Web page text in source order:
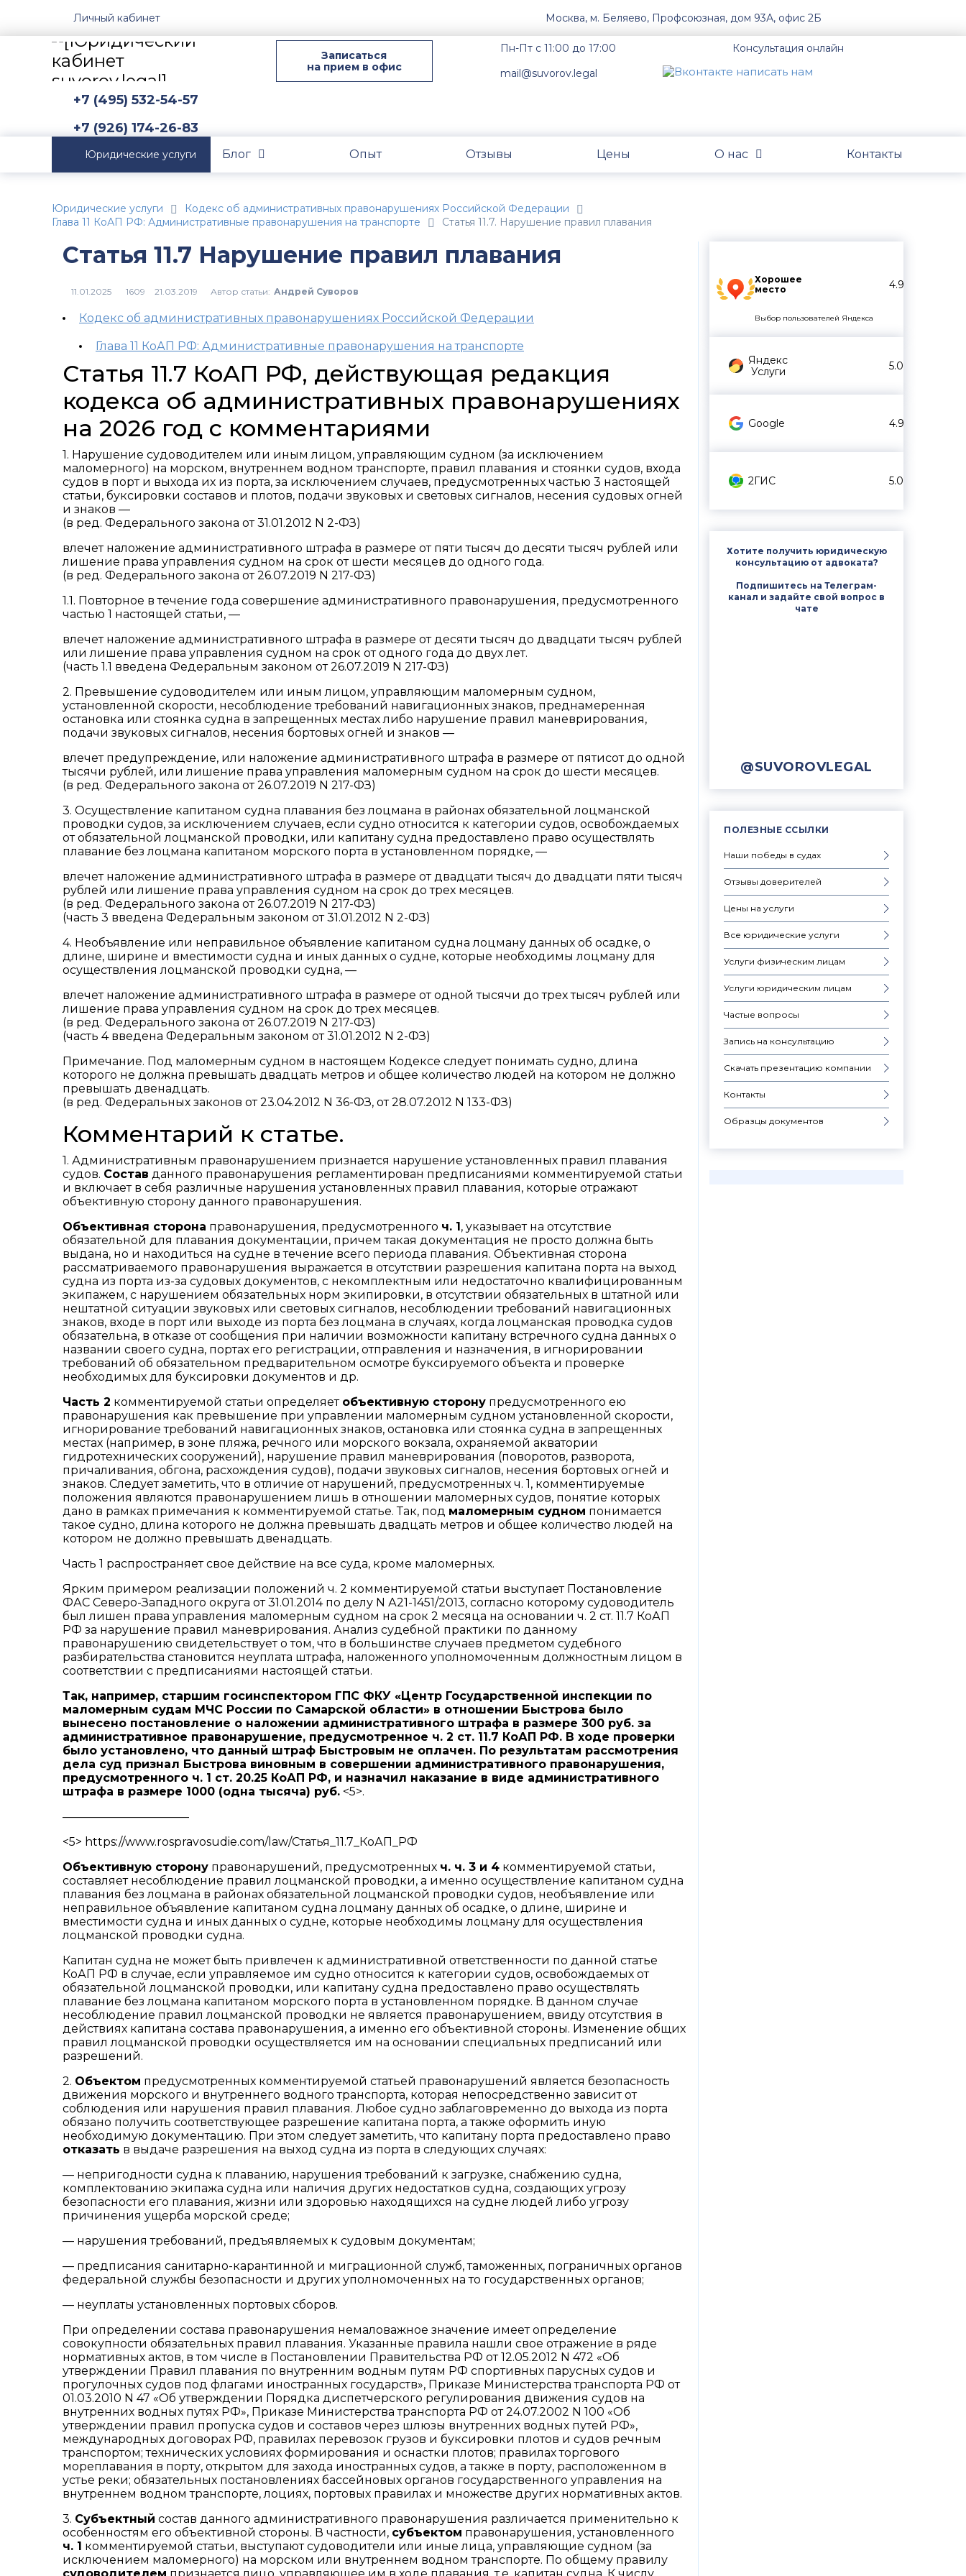
Личный кабинет Москва, м. Беляево, Профсоюзная, дом 93А, офис 2Б
Записаться
на прием в офис
Пн-Пт с 11:00 до 17:00
mail@suvorov.legal
Консультация онлайн
+7 (495) 532-54-57
+7 (926) 174-26-83
Юридические услуги Блог Опыт Отзывы Цены О нас Контакты
Юридические услуги
Кодекс об административных правонарушениях Российской Федерации
Глава 11 КоАП РФ: Административные правонарушения на транспорте
Статья 11.7. Нарушение правил плавания
Хорошее
место
4.9
Выбор пользователей Яндекса
Яндекс
Услуги
5.0
Google 4.9
2ГИС 5.0
Хотите получить юридическую
консультацию от адвоката?
Подпишитесь на Телеграм-
канал и задайте свой вопрос в
чате
@SUVOROVLEGAL
ПОЛЕЗНЫЕ ССЫЛКИ
Наши победы в судах
Отзывы доверителей
Цены на услуги
Все юридические услуги
Услуги физическим лицам
Услуги юридическим лицам
Частые вопросы
Запись на консультацию
Скачать презентацию компании
Контакты
Образцы документов
Статья 11.7 Нарушение правил плавания
1609 Автор статьи: Андрей Суворов
Кодекс об административных правонарушениях Российской Федерации
Глава 11 КоАП РФ: Административные правонарушения на транспорте
Статья 11.7 КоАП РФ, действующая редакция
кодекса об административных правонарушениях
на 2026 год с комментариями
1. Нарушение судоводителем или иным лицом, управляющим судном (за исключением
маломерного) на морском, внутреннем водном транспорте, правил плавания и стоянки судов, входа
судов в порт и выхода их из порта, за исключением случаев, предусмотренных частью 3 настоящей
статьи, буксировки составов и плотов, подачи звуковых и световых сигналов, несения судовых огней
и знаков —
(в ред. Федерального закона от 31.01.2012 N 2-ФЗ)
влечет наложение административного штрафа в размере от пяти тысяч до десяти тысяч рублей или
лишение права управления судном на срок от шести месяцев до одного года.
(в ред. Федерального закона от 26.07.2019 N 217-ФЗ)
1.1. Повторное в течение года совершение административного правонарушения, предусмотренного
частью 1 настоящей статьи, —
влечет наложение административного штрафа в размере от десяти тысяч до двадцати тысяч рублей
или лишение права управления судном на срок от одного года до двух лет.
(часть 1.1 введена Федеральным законом от 26.07.2019 N 217-ФЗ)
2. Превышение судоводителем или иным лицом, управляющим маломерным судном,
установленной скорости, несоблюдение требований навигационных знаков, преднамеренная
остановка или стоянка судна в запрещенных местах либо нарушение правил маневрирования,
подачи звуковых сигналов, несения бортовых огней и знаков —
влечет предупреждение, или наложение административного штрафа в размере от пятисот до одной
тысячи рублей, или лишение права управления маломерным судном на срок до шести месяцев.
(в ред. Федерального закона от 26.07.2019 N 217-ФЗ)
3. Осуществление капитаном судна плавания без лоцмана в районах обязательной лоцманской
проводки судов, за исключением случаев, если судно относится к категории судов, освобождаемых
от обязательной лоцманской проводки, или капитану судна предоставлено право осуществлять
плавание без лоцмана капитаном морского порта в установленном порядке, —
влечет наложение административного штрафа в размере от двадцати тысяч до двадцати пяти тысяч
рублей или лишение права управления судном на срок до трех месяцев.
(в ред. Федерального закона от 26.07.2019 N 217-ФЗ)
(часть 3 введена Федеральным законом от 31.01.2012 N 2-ФЗ)
4. Необъявление или неправильное объявление капитаном судна лоцману данных об осадке, о
длине, ширине и вместимости судна и иных данных о судне, которые необходимы лоцману для
осуществления лоцманской проводки судна, —
влечет наложение административного штрафа в размере от одной тысячи до трех тысяч рублей или
лишение права управления судном на срок до трех месяцев.
(в ред. Федерального закона от 26.07.2019 N 217-ФЗ)
(часть 4 введена Федеральным законом от 31.01.2012 N 2-ФЗ)
Примечание. Под маломерным судном в настоящем Кодексе следует понимать судно, длина
которого не должна превышать двадцать метров и общее количество людей на котором не должно
превышать двенадцать.
(в ред. Федеральных законов от 23.04.2012 N 36-ФЗ, от 28.07.2012 N 133-ФЗ)
Комментарий к статье.
1. Административным правонарушением признается нарушение установленных правил плавания
судов. Состав данного правонарушения регламентирован предписаниями комментируемой статьи
и включает в себя различные нарушения установленных правил плавания, которые отражают
объективную сторону данного правонарушения.
Объективная сторона правонарушения, предусмотренного ч. 1, указывает на отсутствие
обязательной для плавания документации, причем такая документация не просто должна быть
выдана, но и находиться на судне в течение всего периода плавания. Объективная сторона
рассматриваемого правонарушения выражается в отсутствии разрешения капитана порта на выход
судна из порта из-за судовых документов, с некомплектным или недостаточно квалифицированным
экипажем, с нарушением обязательных норм экипировки, в отсутствии обязательных в штатной или
нештатной ситуации звуковых или световых сигналов, несоблюдении требований навигационных
знаков, входе в порт или выходе из порта без лоцмана в случаях, когда лоцманская проводка судов
обязательна, в отказе от сообщения при наличии возможности капитану встречного судна данных о
названии своего судна, портах его регистрации, отправления и назначения, в игнорировании
требований об обязательном предварительном осмотре буксируемого объекта и проверке
необходимых для буксировки документов и др.
Часть 2 комментируемой статьи определяет объективную сторону предусмотренного ею
правонарушения как превышение при управлении маломерным судном установленной скорости,
игнорирование требований навигационных знаков, остановка или стоянка судна в запрещенных
местах (например, в зоне пляжа, речного или морского вокзала, охраняемой акватории
гидротехнических сооружений), нарушение правил маневрирования (поворотов, разворота,
причаливания, обгона, расхождения судов), подачи звуковых сигналов, несения бортовых огней и
знаков. Следует заметить, что в отличие от нарушений, предусмотренных ч. 1, комментируемые
положения являются правонарушением лишь в отношении маломерных судов, понятие которых
дано в рамках примечания к комментируемой статье. Так, под маломерным судном понимается
такое судно, длина которого не должна превышать двадцать метров и общее количество людей на
котором не должно превышать двенадцать.
Часть 1 распространяет свое действие на все суда, кроме маломерных.
Ярким примером реализации положений ч. 2 комментируемой статьи выступает Постановление
ФАС Северо-Западного округа от 31.01.2014 по делу N А21-1451/2013, согласно которому судоводитель
был лишен права управления маломерным судном на срок 2 месяца на основании ч. 2 ст. 11.7 КоАП
РФ за нарушение правил маневрирования. Анализ судебной практики по данному
правонарушению свидетельствует о том, что в большинстве случаев предметом судебного
разбирательства становится неуплата штрафа, наложенного уполномоченным должностным лицом в
соответствии с предписаниями настоящей статьи.
Так, например, старшим госинспектором ГПС ФКУ «Центр Государственной инспекции по
маломерным судам МЧС России по Самарской области» в отношении Быстрова было
вынесено постановление о наложении административного штрафа в размере 300 руб. за
административное правонарушение, предусмотренное ч. 2 ст. 11.7 КоАП РФ. В ходе проверки
было установлено, что данный штраф Быстровым не оплачен. По результатам рассмотрения
дела суд признал Быстрова виновным в совершении административного правонарушения,
предусмотренного ч. 1 ст. 20.25 КоАП РФ, и назначил наказание в виде административного
штрафа в размере 1000 (одна тысяча) руб. <5>.
———————————
<5> https://www.rospravosudie.com/law/Статья_11.7_КоАП_РФ
Объективную сторону правонарушений, предусмотренных ч. ч. 3 и 4 комментируемой статьи,
составляет несоблюдение правил лоцманской проводки, а именно осуществление капитаном судна
плавания без лоцмана в районах обязательной лоцманской проводки судов, необъявление или
неправильное объявление капитаном судна лоцману данных об осадке, о длине, ширине и
вместимости судна и иных данных о судне, которые необходимы лоцману для осуществления
лоцманской проводки судна.
Капитан судна не может быть привлечен к административной ответственности по данной статье
КоАП РФ в случае, если управляемое им судно относится к категории судов, освобождаемых от
обязательной лоцманской проводки, или капитану судна предоставлено право осуществлять
плавание без лоцмана капитаном морского порта в установленном порядке. В данном случае
несоблюдение правил лоцманской проводки не является правонарушением, ввиду отсутствия в
действиях капитана состава правонарушения, а именно его объективной стороны. Изменение общих
правил лоцманской проводки осуществляется им на основании специальных предписаний или
разрешений.
2. Объектом предусмотренных комментируемой статьей правонарушений является безопасность
движения морского и внутреннего водного транспорта, которая непосредственно зависит от
соблюдения или нарушения правил плавания. Любое судно заблаговременно до выхода из порта
обязано получить соответствующее разрешение капитана порта, а также оформить иную
необходимую документацию. При этом следует заметить, что капитану порта предоставлено право
отказать в выдаче разрешения на выход судна из порта в следующих случаях:
— непригодности судна к плаванию, нарушения требований к загрузке, снабжению судна,
комплектованию экипажа судна или наличия других недостатков судна, создающих угрозу
безопасности его плавания, жизни или здоровью находящихся на судне людей либо угрозу
причинения ущерба морской среде;
— нарушения требований, предъявляемых к судовым документам;
— предписания санитарно-карантинной и миграционной служб, таможенных, пограничных органов
федеральной службы безопасности и других уполномоченных на то государственных органов;
— неуплаты установленных портовых сборов.
При определении состава правонарушения немаловажное значение имеет определение
совокупности обязательных правил плавания. Указанные правила нашли свое отражение в ряде
нормативных актов, в том числе в Постановлении Правительства РФ от 12.05.2012 N 472 «Об
утверждении Правил плавания по внутренним водным путям РФ спортивных парусных судов и
прогулочных судов под флагами иностранных государств», Приказе Министерства транспорта РФ от
01.03.2010 N 47 «Об утверждении Порядка диспетчерского регулирования движения судов на
внутренних водных путях РФ», Приказе Министерства транспорта РФ от 24.07.2002 N 100 «Об
утверждении правил пропуска судов и составов через шлюзы внутренних водных путей РФ»,
международных договорах РФ, правилах перевозок грузов и буксировки плотов и судов речным
транспортом; технических условиях формирования и оснастки плотов; правилах торгового
мореплавания в порту, открытом для захода иностранных судов, а также в порту, расположенном в
устье реки; обязательных постановлениях бассейновых органов государственного управления на
внутреннем водном транспорте, лоциях, портовых правилах и множестве других нормативных актов.
3. Субъектный состав данного административного правонарушения различается применительно к
особенностям его объективной стороны. В частности, субъектом правонарушения, установленного
ч. 1 комментируемой статьи, выступают судоводители или иные лица, управляющие судном (за
исключением маломерного) на морском или внутреннем водном транспорте. По общему правилу